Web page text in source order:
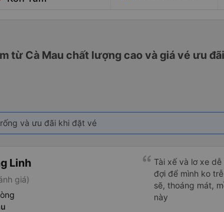
từ Cà Mau chất lượng cao và giá vé ưu
và ưu đãi khi đặt vé
Linh
giá)
Tài xế và lơ xe
đợi để mình ko
sẽ, thoáng mát,
này